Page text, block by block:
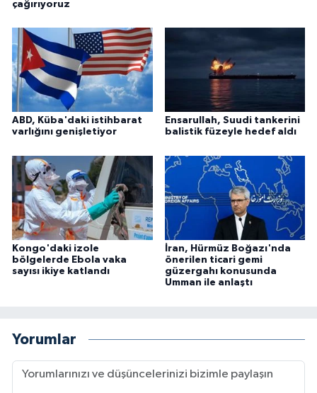
çağırıyoruz
ABD, Küba'daki istihbarat
varlığını genişletiyor
Ensarullah, Suudi tankerini
balistik füzeyle hedef aldı
Kongo'daki izole
bölgelerde Ebola vaka
sayısı ikiye katlandı
İran, Hürmüz Boğazı'nda
önerilen ticari gemi
güzergahı konusunda
Umman ile anlaştı
Yorumlar